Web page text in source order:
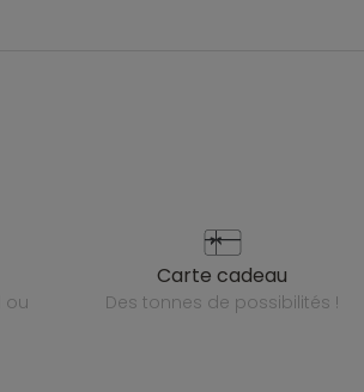
carte cadeau
des tonnes de possibilités !